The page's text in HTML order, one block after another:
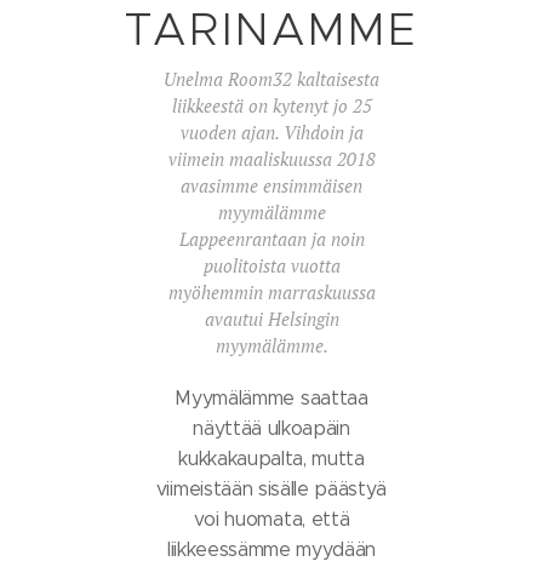
TARINAMME
Unelma Room32 kaltaisesta
liikkeestä on kytenyt jo 25
vuoden ajan. Vihdoin ja
viimein maaliskuussa 2018
avasimme ensimmäisen
myymälämme
Lappeenrantaan ja noin
puolitoista vuotta
myöhemmin marraskuussa
avautui Helsingin
myymälämme.
Myymälämme saattaa
näyttää ulkoapäin
kukkakaupalta, mutta
viimeistään sisälle päästyä
voi huomata, että
liikkeessämme myydään